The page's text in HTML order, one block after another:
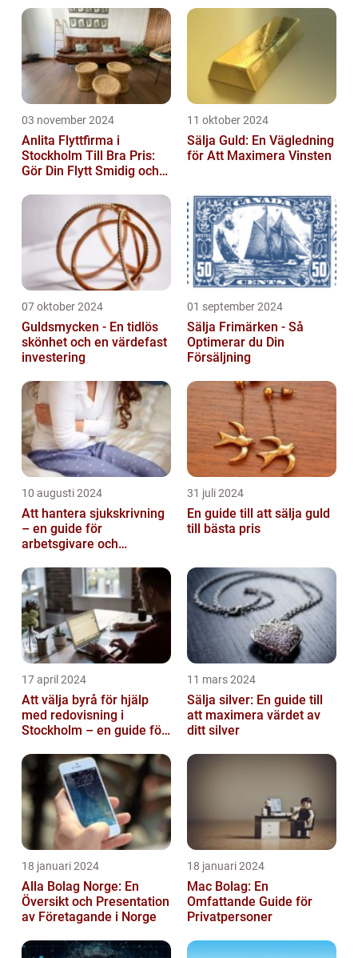
03 november 2024
Anlita Flyttfirma i
Stockholm Till Bra Pris:
Gör Din Flytt Smidig och
11 oktober 2024
Sälja Guld: En Vägledning
för Att Maximera Vinsten
07 oktober 2024
Guldsmycken - En tidlös
skönhet och en värdefast
investering
01 september 2024
Sälja Frimärken - Så
Optimerar du Din
Försäljning
10 augusti 2024
Att hantera sjukskrivning
– en guide för
arbetsgivare och
31 juli 2024
En guide till att sälja guld
till bästa pris
17 april 2024
Att välja byrå för hjälp
med redovisning i
Stockholm – en guide för
11 mars 2024
Sälja silver: En guide till
att maximera värdet av
ditt silver
18 januari 2024
Alla Bolag Norge: En
Översikt och Presentation
av Företagande i Norge
18 januari 2024
Mac Bolag: En
Omfattande Guide för
Privatpersoner